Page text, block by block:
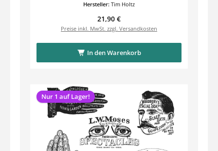
Hersteller: Tim Holtz
Regulärer Preis:
21,90 €
Preise inkl. MwSt. zzgl. Versandkosten
In den Warenkorb
Nur 1 auf Lager!